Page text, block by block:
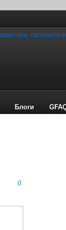
Блоги
0